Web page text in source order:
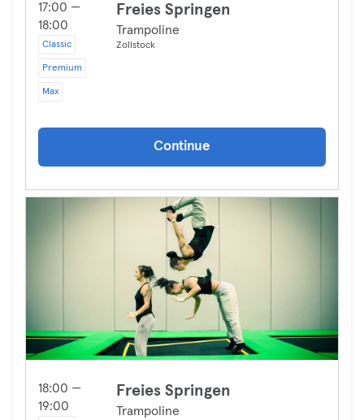
17:00 —
18:00
Classic
Premium
Max
Freies Springen
Trampoline
Zollstock
Continue
18:00 —
19:00
Freies Springen
Trampoline